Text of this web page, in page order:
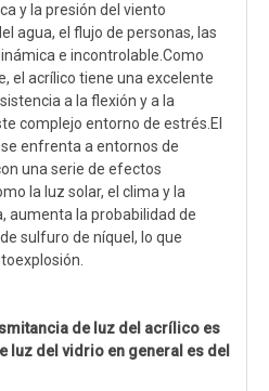
y la presión del viento
agua, el flujo de personas, las
e incontrolable.Como
el acrílico tiene una excelente
a la flexión y a la
complejo entorno de estrés.El
enfrenta a entornos de
una serie de efectos
la luz solar, el clima y la
aumenta la probabilidad de
sulfuro de níquel, lo que
de luz del acrílico es
luz del vidrio en general es del